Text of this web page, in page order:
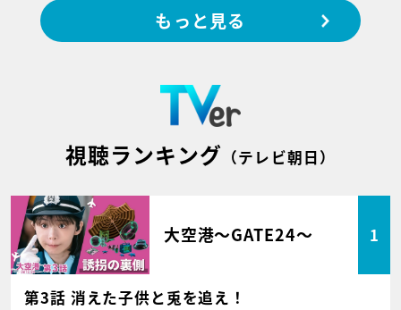
もっと見る
視聴ランキング （テレビ朝日）
大空港～GATE24～ 1
第3話 消えた子供と兎を追え！